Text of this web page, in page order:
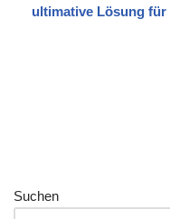
ultimative Lösung für
Suchen